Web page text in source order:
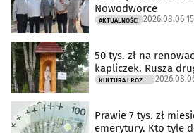
Nowodworce
AKTUALNOŚCI 2026.08.06
50 tys. zł na
kapliczek. Rusza
KULTURA I ROZRYWKA
Prawie 7 tys. zł
emerytury. Kto tyle